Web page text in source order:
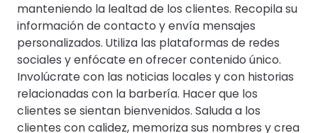
manteniendo la lealtad de los clientes. Recopila su
información de contacto y envía mensajes
personalizados. Utiliza las plataformas de redes
sociales y enfócate en ofrecer contenido único.
Involúcrate con las noticias locales y con historias
relacionadas con la barbería. Hacer que los
clientes se sientan bienvenidos. Saluda a los
clientes con calidez, memoriza sus nombres y crea